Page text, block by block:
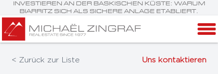
INVESTIEREN AN DER BASKISCHEN KÜSTE: WARUM
BIARRITZ SICH ALS SICHERE ANLAGE ETABLIERT.
< Zurück zur Liste Uns kontaktieren